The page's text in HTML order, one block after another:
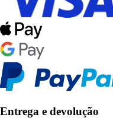
Entrega e devolução